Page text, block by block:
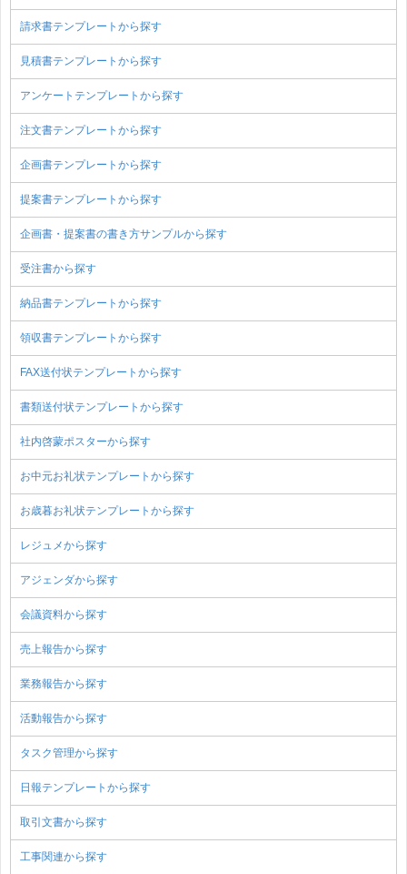
請求書テンプレートから探す
見積書テンプレートから探す
アンケートテンプレートから探す
注文書テンプレートから探す
企画書テンプレートから探す
提案書テンプレートから探す
企画書・提案書の書き方サンプルから探す
受注書から探す
納品書テンプレートから探す
領収書テンプレートから探す
FAX送付状テンプレートから探す
書類送付状テンプレートから探す
社内啓蒙ポスターから探す
お中元お礼状テンプレートから探す
お歳暮お礼状テンプレートから探す
レジュメから探す
アジェンダから探す
会議資料から探す
売上報告から探す
業務報告から探す
活動報告から探す
タスク管理から探す
日報テンプレートから探す
取引文書から探す
工事関連から探す